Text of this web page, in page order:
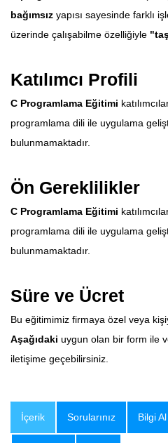
bağımsız yapısı sayesinde farklı
üzerinde çalışabilme özelliğiyle
Katılımcı Profili
C Programlama Eğitimi
programlama dili ile uygulama
bulunmamaktadır.
Ön Gereklilikler
C Programlama Eğitimi
programlama dili ile uygulama
bulunmamaktadır.
Süre ve Ücret
Bu eğitimimiz firmaya özel veya
Aşağıdaki uygun olan bir form ile
iletişime geçebilirsiniz.
İçerik Sorularınız Bilgi Al